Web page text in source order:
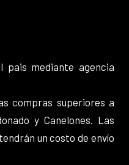
pais mediante agencia
compras superiores a
y Canelones. Las
un costo de envío